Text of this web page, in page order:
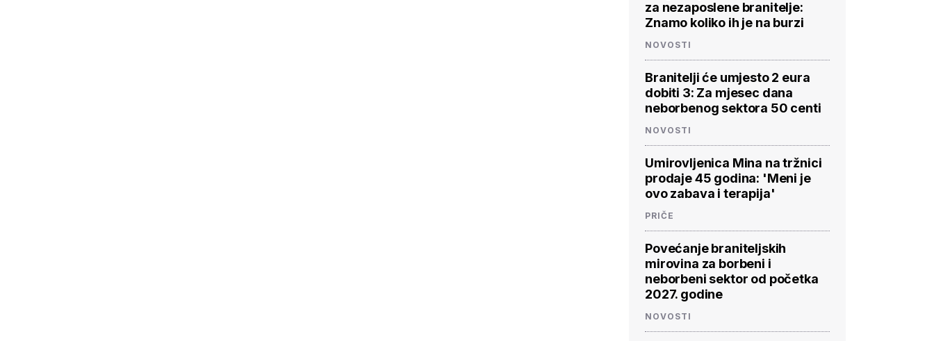
za nezaposlene branitelje:
Znamo koliko ih je na burzi
NOVOSTI
Branitelji će umjesto 2 eura
dobiti 3: Za mjesec dana
neborbenog sektora 50 centi
NOVOSTI
Umirovljenica Mina na tržnici
prodaje 45 godina: 'Meni je
ovo zabava i terapija'
PRIČE
Povećanje braniteljskih
mirovina za borbeni i
neborbeni sektor od početka
2027. godine
NOVOSTI